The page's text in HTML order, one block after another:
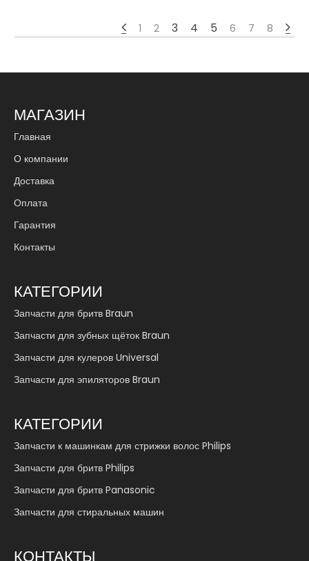
1 2 3 4 5 6 7 8
МАГАЗИН
Главная
О компании
Доставка
Оплата
Гарантия
Контакты
КАТЕГОРИИ
Запчасти для бритв Braun
Запчасти для зубных щёток Braun
Запчасти для кулеров Universal
Запчасти для эпиляторов Braun
КАТЕГОРИИ
Запчасти к машинкам для стрижки волос Philips
Запчасти для бритв Philips
Запчасти для бритв Panasonic
Запчасти для стиральных машин
КОНТАКТЫ